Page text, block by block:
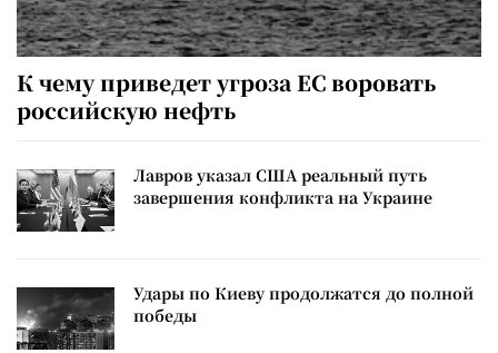
К чему приведет угроза ЕС воровать
российскую нефть
Лавров указал США реальный путь
завершения конфликта на Украине
Удары по Киеву продолжатся до полной
победы